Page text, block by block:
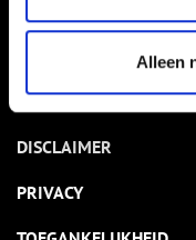
Alleen
NIEUWSBRIEF
DISCLAIMER
PRIVACY